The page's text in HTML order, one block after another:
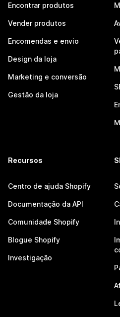
Encontrar produtos
Vender produtos
Encomendas e envio
Design da loja
Marketing e conversão
Gestão da loja
Recursos
Centro de ajuda Shopify
Documentação da API
Comunidade Shopify
Blogue Shopify
Investigação